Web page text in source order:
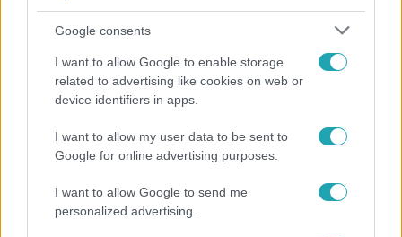
Google consents
I want to allow Google to enable storage
related to advertising like cookies on web or
device identifiers in apps.
I want to allow my user data to be sent to
Google for online advertising purposes.
I want to allow Google to send me
personalized advertising.
Érdekességek Szellő Istvánról
Szellő István tehetséges sportoló, a
párbajtőrvívás mellett a tenisz is közel áll
hozzá.
címmel, amelyben karrierjének kulisszatitkait
osztotta meg.